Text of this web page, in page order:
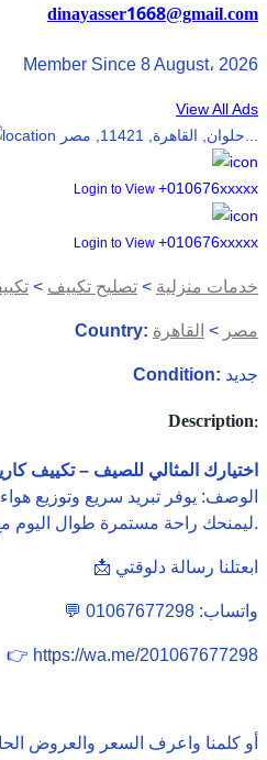
dinayasser1668@gmail.com
Member Since 8 August، 2026
View All Ads
Login to View +010676xxxxx
Login to View +010676xxxxx
خدمات منزلية > تصليح تكييف >
Country: مصر > القاهرة
Condition: جديد
Description:
اختيارك المثالي للصيف – تكييف
ليمنحك راحة مستمرة طوال اليوم مع تشغيل هادئ.
📩 ابعتلنا رسالة دلوقتي
💬 واتساب: 01067677298
👉 https://wa.me/201067677298
📞 أو كلمنا واعرف السعر والعروض